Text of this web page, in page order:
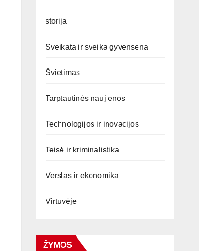
storija
Sveikata ir sveika gyvensena
Švietimas
Tarptautinės naujienos
Technologijos ir inovacijos
Teisė ir kriminalistika
Verslas ir ekonomika
Virtuvėje
ŽYMOS